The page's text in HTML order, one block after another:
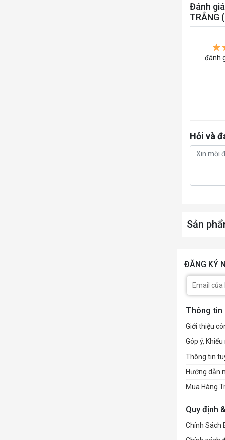
Đánh
TRẮNG
đánh
Hỏi và
Sản
ĐĂNG KÝ
Thông tin
Giới thiệu
Góp ý, Khiếu
Thông tin
Hướng dẫn
Mua Hàng
Quy định
Chính Sách